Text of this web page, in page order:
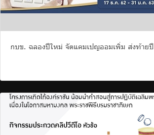
กบข. ฉลองปีใหม่ จัดแคมเปญออมเพิ่ม ส่งท้ายปี